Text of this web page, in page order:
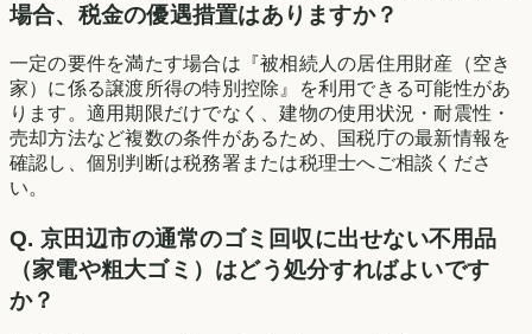
場合、税金の優遇措置はありますか？
一定の要件を満たす場合は『被相続人の居住用財産（空き
家）に係る譲渡所得の特別控除』を利用できる可能性があ
ります。適用期限だけでなく、建物の使用状況・耐震性・
売却方法など複数の条件があるため、国税庁の最新情報を
確認し、個別判断は税務署または税理士へご相談くださ
い。
Q. 京田辺市の通常のゴミ回収に出せない不用品
（家電や粗大ゴミ）はどう処分すればよいです
か？